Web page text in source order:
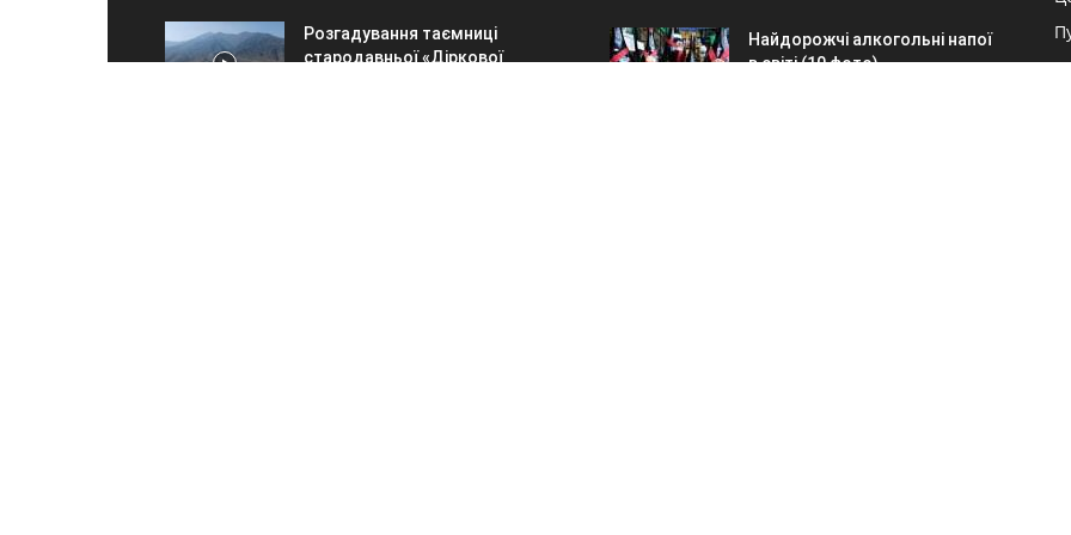
Розгадування таємниці
стародавньої «Діркової
Найдорожчі алкогольні напої
в світі (10 фото)